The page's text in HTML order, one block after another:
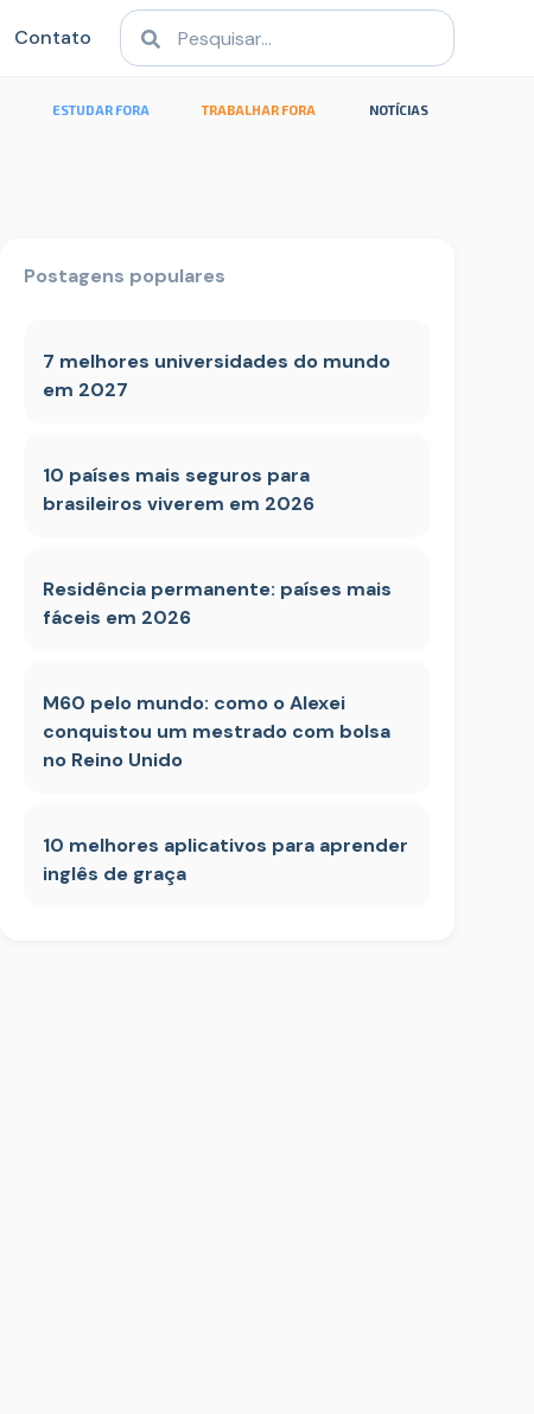
Contato
ESTUDAR FORA TRABALHAR FORA NOTÍCIAS
Postagens populares
7 melhores universidades do mundo
em 2027
10 países mais seguros para
brasileiros viverem em 2026
Residência permanente: países mais
fáceis em 2026
M60 pelo mundo: como o Alexei
conquistou um mestrado com bolsa
no Reino Unido
10 melhores aplicativos para aprender
inglês de graça